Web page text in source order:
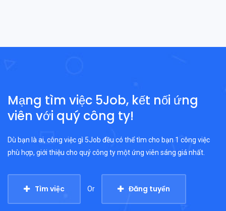
Mạng tìm việc 5Job, kết nối ứng
viên với quý công ty!
Dù bạn là ai, công việc gì 5Job đều có thể tìm cho bạn 1 công việc
phù hợp, giới thiệu cho quý công ty một ứng viên sáng giá nhất.
Tìm việc Or Đăng tuyển